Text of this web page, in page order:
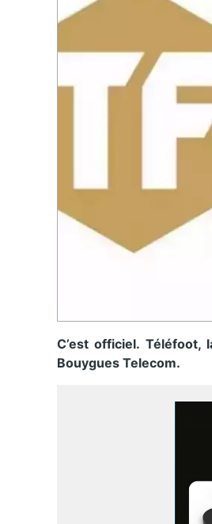
C’est officiel.
Bouygues Telecom.